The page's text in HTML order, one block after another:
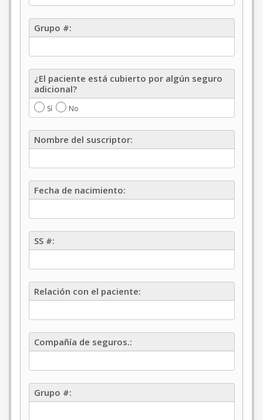
Grupo
Grupo #:
¿El
paciente
está
cubierto
por
algún
seguro
adicional?
¿El paciente está cubierto por algún seguro
adicional?
Sí No
Nombre
del
Nombre del suscriptor:
Fecha
deFecha de nacimiento:
SS#
SS #:
Relación
con
paciente
Relación con el paciente:
Compañía
deCompañía de seguros.:
Grupo
Grupo #: